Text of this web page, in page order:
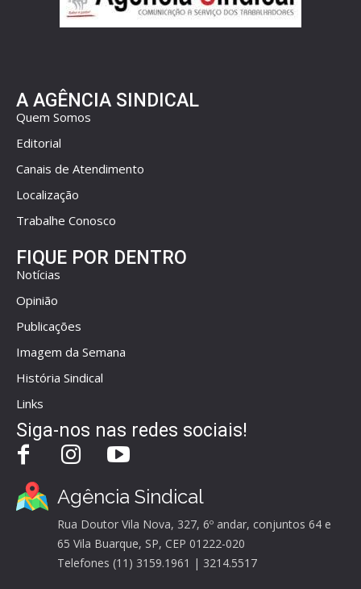
A AGÊNCIA SINDICAL
Quem Somos
Editorial
Canais de Atendimento
Localização
Trabalhe Conosco
FIQUE POR DENTRO
Notícias
Opinião
Publicações
Imagem da Semana
História Sindical
Links
Siga-nos nas redes sociais!
Agência Sindical
Rua Doutor Vila Nova, 327, 6º andar, conjuntos 64 e
65 Vila Buarque, SP, CEP 01222-020
Telefones (11) 3159.1961 | 3214.5517